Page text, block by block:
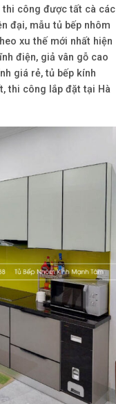
thi công được tất cà các
đại, mẫu tủ bếp nhôm
xu thế mới nhất hiện
điện, giả vân gỗ cao
giá rẻ, tủ bếp kính
thi công lắp đặt tại Hà